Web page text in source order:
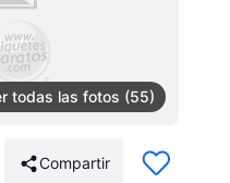
todas las fotos (55)
Compartir